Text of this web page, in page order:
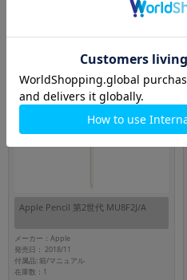
中古Cランク 5,980円
Apple Pencil 第2世代 MU8F2J/A
メーカー：Apple
発売日： 2018/11
付属品: 箱/マニュアル
在庫数：1